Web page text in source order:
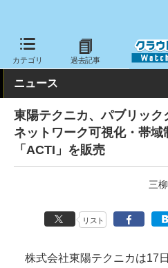
カテゴリ 過去記事
クラウド Watch ネットワーク そ
ニュース
東陽テクニカ、パブリック
ネットワーク可視化・帯
「ACTI」を販売
三
リスト
株式会社東陽テクニカは17